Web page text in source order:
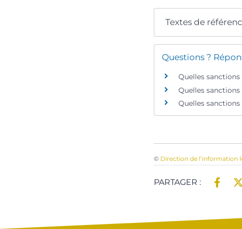
Textes de
Questions ?
Quelles
Quelles sanctions
Quelles
© Direction de l’information
PARTAGER :